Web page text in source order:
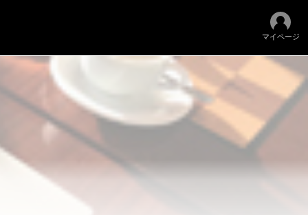
マイページ